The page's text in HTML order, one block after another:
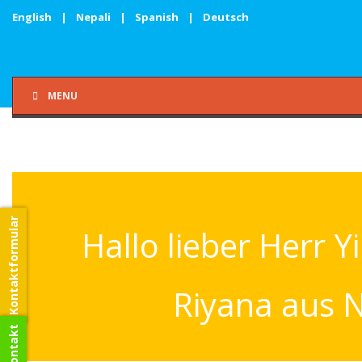
English | Nepali | Spanish | Deutsch
MENU
Hallo lieber Herr
Riyana aus
Kontaktformular